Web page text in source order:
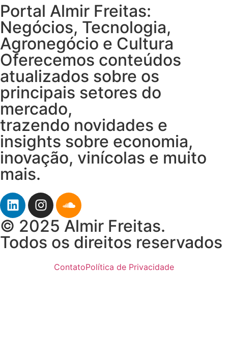
Portal Almir Freitas:
Negócios, Tecnologia,
Agronegócio e Cultura
Oferecemos conteúdos
atualizados sobre os
principais setores do
mercado,
trazendo novidades e
insights sobre economia,
inovação, vinícolas e muito
mais.
© 2025 Almir Freitas.
Todos os direitos reservados
ContatoPolítica de Privacidade